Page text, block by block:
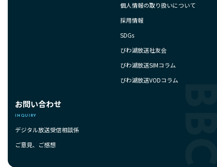
個人情報の取り扱いについて
採用情報
SDGs
びわ湖放送社友会
びわ湖放送SIMコラム
びわ湖放送VODコラム
お問い合わせ
INQUIRY
デジタル放送受信相談係
ご意見、ご感想